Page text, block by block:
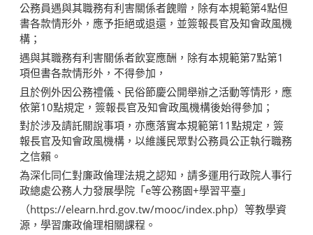
公務員遇與其職務有利害關係者餽贈，除有本規範第4點但
書各款情形外，應予拒絕或退還，並簽報長官及知會政風機
構；
遇與其職務有利害關係者飲宴應酬，除有本規範第7點第1
項但書各款情形外，不得參加，
且於例外因公務禮儀、民俗節慶公開舉辦之活動等情形，應
依第10點規定，簽報長官及知會政風機構後始得參加；
對於涉及請託關說事項，亦應落實本規範第11點規定，簽
報長官及知會政風機構，以維護民眾對公務員公正執行職務
之信賴。
為深化同仁對廉政倫理法規之認知，請多運用行政院人事行
政總處公務人力發展學院「e等公務園+學習平臺」
（https://elearn.hrd.gov.tw/mooc/index.php）等教學資
源，學習廉政倫理相關課程。